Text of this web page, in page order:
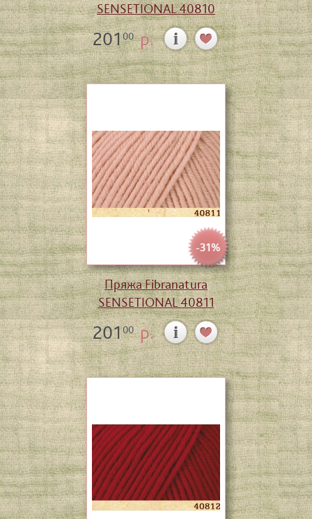
SENSETIONAL 40810
20100р.
-31%
Пряжа Fibranatura
SENSETIONAL 40811
20100р.